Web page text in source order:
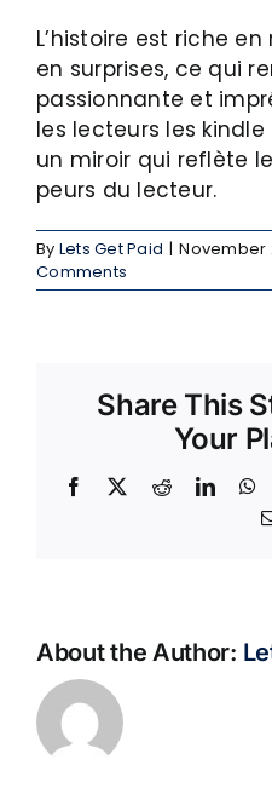
L’histoire est riche
en surprises, ce qui
passionnante et
les lecteurs les
un miroir qui reflète
peurs du lecteur.
By Lets Get Paid | November
Comments
Share This
Your
Facebook Reddit
About the Author: